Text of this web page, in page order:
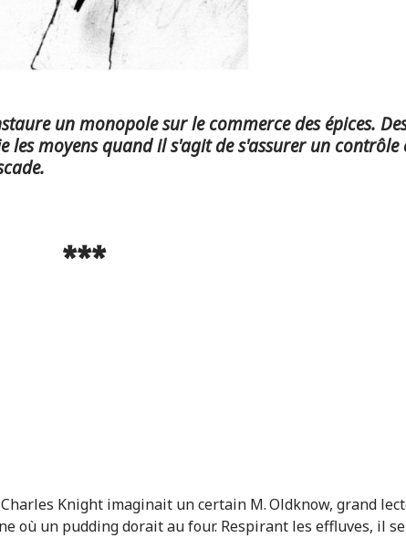
un monopole sur le commerce des épices.
moyens quand il s'agit de s'assurer un contrôle
***
Knight imaginait un certain M. Oldknow, grand
où un pudding dorait au four. Respirant les effluves, il